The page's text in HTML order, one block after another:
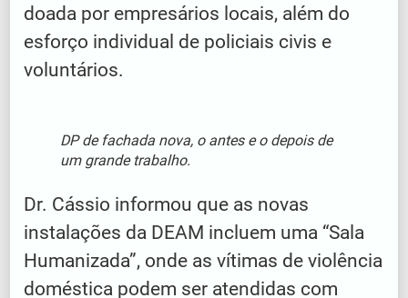
doada por empresários locais, além do
esforço individual de policiais civis e
voluntários.
DP de fachada nova, o antes e o depois de
um grande trabalho.
Dr. Cássio informou que as novas
instalações da DEAM incluem uma “Sala
Humanizada”, onde as vítimas de violência
doméstica podem ser atendidas com